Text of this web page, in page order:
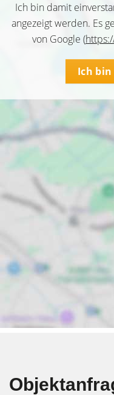
Ich bin damit
angezeigt werden. Es
von Google (
Ich